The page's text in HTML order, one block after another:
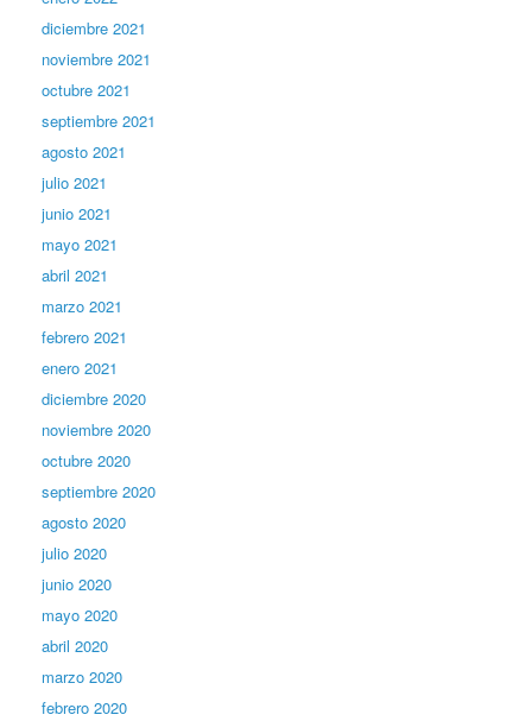
diciembre 2021
noviembre 2021
octubre 2021
septiembre 2021
agosto 2021
julio 2021
junio 2021
mayo 2021
abril 2021
marzo 2021
febrero 2021
enero 2021
diciembre 2020
noviembre 2020
octubre 2020
septiembre 2020
agosto 2020
julio 2020
junio 2020
mayo 2020
abril 2020
marzo 2020
febrero 2020